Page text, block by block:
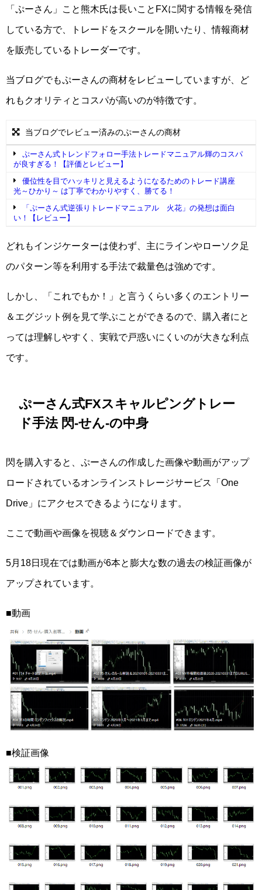
「ぷーさん」こと熊木氏は長いことFXに関する情報を発信
している方で、トレードをスクールを開いたり、情報商材
を販売しているトレーダーです。
当ブログでもぷーさんの商材をレビューしていますが、ど
れもクオリティとコスパが高いのが特徴です。
当ブログでレビュー済みのぷーさんの商材
ぷーさん式トレンドフォロー手法トレードマニュアル輝のコスパ
が良すぎる！【評価とレビュー】
優位性を目でハッキリと見えるようになるためのトレード講座
光～ひかり～ は丁寧でわかりやすく、勝てる！
「ぷーさん式逆張りトレードマニュアル 火花」の発想は面白
い！【レビュー】
どれもインジケーターは使わず、主にラインやローソク足
のパターン等を利用する手法で裁量色は強めです。
しかし、「これでもか！」と言うくらい多くのエントリー
＆エグジット例を見て学ぶことができるので、購入者にと
っては理解しやすく、実戦で戸惑いにくいのが大きな利点
です。
ぷーさん式FXスキャルピングトレー
ド手法 閃-せん-の中身
閃を購入すると、ぷーさんの作成した画像や動画がアップ
ロードされているオンラインストレージサービス「One
Drive」にアクセスできるようになります。
ここで動画や画像を視聴＆ダウンロードできます。
5月18日現在では動画が6本と膨大な数の過去の検証画像が
アップされています。
■動画
■検証画像